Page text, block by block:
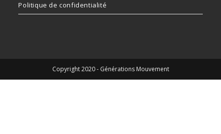
Politique de confidentialité
Copyright 2020 - Générations Mouvement